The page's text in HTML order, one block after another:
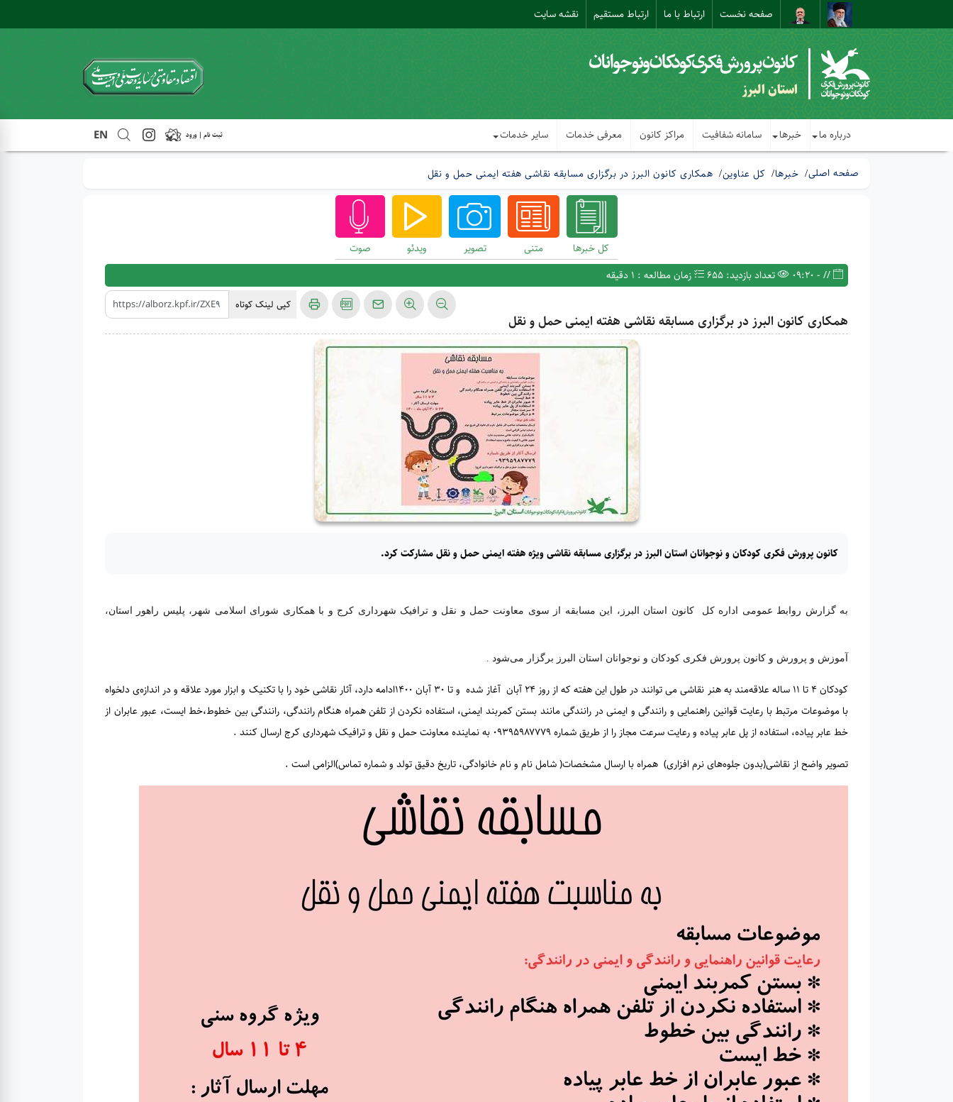
صفحه نخست ارتباط با ما ارتباط مستقیم نقشه سایت
استان البرز
درباره ما خبرها سامانه شفافیت مراکز کانون معرفی خدمات سایر خدمات EN ثبت نام | ورود
صفحه اصلی خبرها کل عناوین همکاری کانون البرز در برگزاری مسابقه نقاشی هفته ایمنی حمل و نقل
کل خبرها متنی تصوير ويدئو
صوت
// - 09:20
تعداد بازدید: 655 زمان مطالعه : 1 دقیقه
کپی لینک کوتاه
همکاری کانون البرز در برگزاری مسابقه نقاشی هفته ایمنی حمل و نقل
کانون پرورش فکری کودکان و نوجوانان استان البرز در برگزاری مسابقه نقاشی ویژه هفته ایمنی حمل و نقل مشارکت کرد.
به گزارش روابط عمومی اداره کل کانون استان البرز، این مسابقه از سوی معاونت حمل و نقل و ترافیک شهرداری کرج و با همکاری شورای اسلامی شهر، پلیس راهور استان،
آموزش و پرورش و کانون پرورش فکری کودکان و نوجوانان استان البرز برگزار می‌شود .
کودکان ۴ تا ۱۱ ساله علاقه‌مند به هنر نقاشی می توانند در طول این هفته که از روز ۲۴ آبان آغاز شده و تا ۳۰ آبان ۱۴۰۰ادامه دارد، آثار نقاشی خود را با تکنیک و ابزار مورد علاقه و در اندازه‌ی دلخواه
با موضوعات مرتبط با رعایت قوانین راهنمایی و رانندگی و ایمنی در رانندگی مانند بستن کمربند ایمنی، استفاده نکردن از تلفن همراه هنگام رانندگی، رانندگی بین خطوط،خط ایست، عبور عابران از
خط عابر پیاده، استفاده از پل عابر پیاده و رعایت سرعت مجاز را از طریق شماره ۰۹۳۹۵۹۸۷۷۷۹ به نماینده معاونت حمل و نقل و ترافیک شهرداری کرج ارسال کنند .
تصویر واضح از نقاشی(بدون جلوه‌های نرم افزاری) همراه با ارسال مشخصات( شامل نام و نام خانوادگی، تاریخ دقیق تولد و شماره تماس)الزامی است .